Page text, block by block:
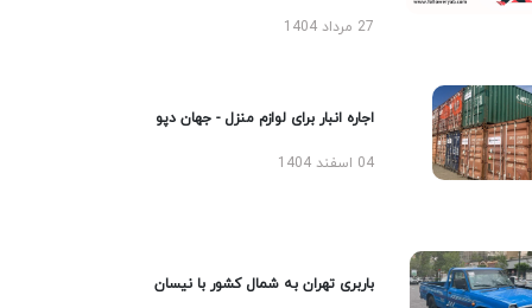
27 مرداد 1404
اجاره انبار برای لوازم منزل - جهان دپو
04 اسفند 1404
باربری تهران به شمال کشور با نیسان